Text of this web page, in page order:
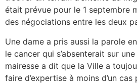
était prévue pour le 1 septembre
des négociations entre les deux
Une dame a pris aussi la parole
le cancer qui s’absenterait sur
mairesse a dit que la Ville a
faire d’expertise à moins d’un